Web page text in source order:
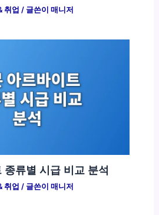
취업 / 글쓴이 매니저
종류별 시급 비교 분석
취업 / 글쓴이 매니저